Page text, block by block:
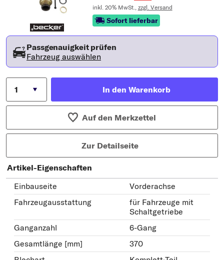
inkl. 20% MwSt., zzgl. Versand
Sofort lieferbar
Passgenauigkeit prüfen
Fahrzeug auswählen
In den Warenkorb
Auf den Merkzettel
Zur Detailseite
Artikel-Eigenschaften
Einbauseite
Vorderachse
Fahrzeugausstattung
für Fahrzeuge mit
Schaltgetriebe
Ganganzahl
6-Gang
Gesamtlänge [mm]
370